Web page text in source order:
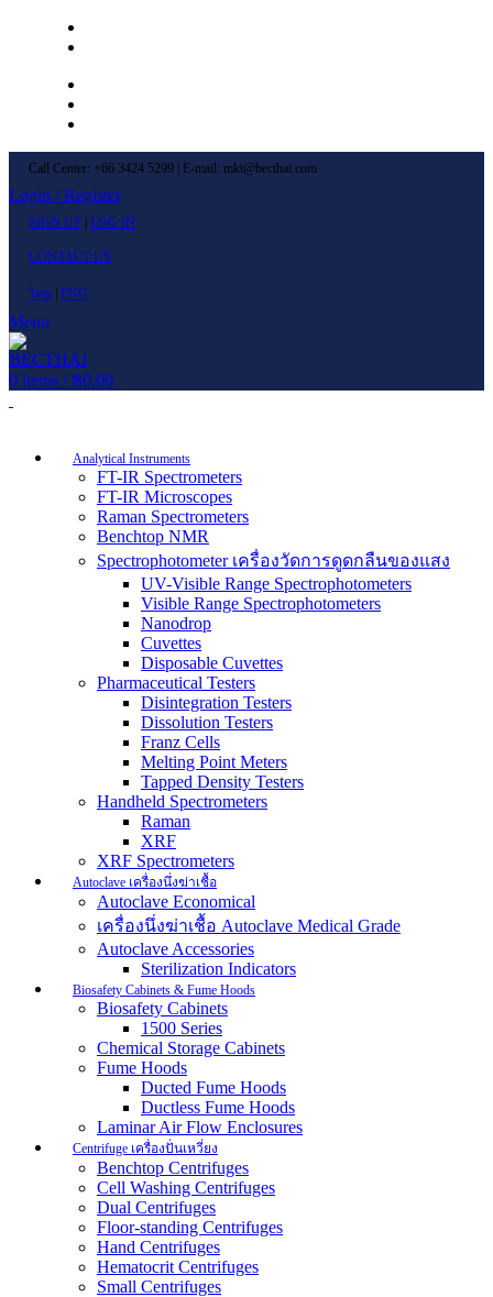
Call Center: +66 3424 5299 | E-mail: mkt@becthai.com
Login / Register
SIGN UP LOG IN
CONTACT US
ไทย ENG
Menu
0 items / ฿0.00
Analytical Instruments
FT-IR Spectrometers
FT-IR Microscopes
Raman Spectrometers
Benchtop NMR
Spectrophotometer เครื่องวัดการดูดกลืนของแสง
UV-Visible Range Spectrophotometers
Visible Range Spectrophotometers
Nanodrop
Cuvettes
Disposable Cuvettes
Pharmaceutical Testers
Disintegration Testers
Dissolution Testers
Franz Cells
Melting Point Meters
Tapped Density Testers
Handheld Spectrometers
Raman
XRF
XRF Spectrometers
Autoclave เครื่องนึ่งฆ่าเชื้อ
Autoclave Economical
เครื่องนึ่งฆ่าเชื้อ Autoclave Medical Grade
Autoclave Accessories
Sterilization Indicators
Biosafety Cabinets & Fume Hoods
Biosafety Cabinets
1500 Series
Chemical Storage Cabinets
Fume Hoods
Ducted Fume Hoods
Ductless Fume Hoods
Laminar Air Flow Enclosures
Centrifuge เครื่องปั่นเหวี่ยง
Benchtop Centrifuges
Cell Washing Centrifuges
Dual Centrifuges
Floor-standing Centrifuges
Hand Centrifuges
Hematocrit Centrifuges
Small Centrifuges